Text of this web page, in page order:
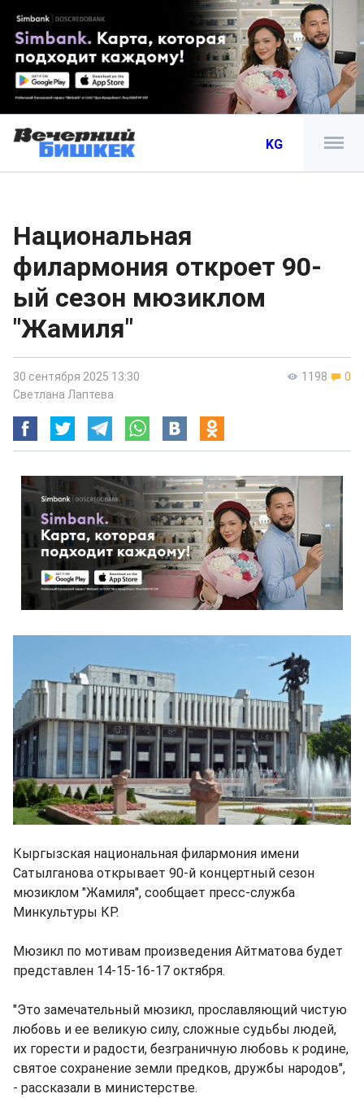
KG
Национальная
филармония откроет 90-
ый сезон мюзиклом
"Жамиля"
1198 0
30 сентября 2025 13:30
Светлана Лаптева
Кыргызская национальная филармония имени
Сатылганова открывает 90-й концертный сезон
мюзиклом "Жамиля", сообщает пресс-служба
Минкультуры КР.
Мюзикл по мотивам произведения Айтматова будет
представлен 14-15-16-17 октября.
"Это замечательный мюзикл, прославляющий чистую
любовь и ее великую силу, сложные судьбы людей,
их горести и радости, безграничную любовь к родине,
святое сохранение земли предков, дружбы народов",
- рассказали в министерстве.